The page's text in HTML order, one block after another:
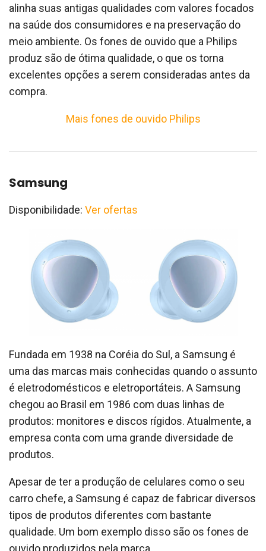
alinha suas antigas qualidades com valores focados
na saúde dos consumidores e na preservação do
meio ambiente. Os fones de ouvido que a Philips
produz são de ótima qualidade, o que os torna
excelentes opções a serem consideradas antes da
compra.
Mais fones de ouvido Philips
Samsung
Disponibilidade: Ver ofertas
Fundada em 1938 na Coréia do Sul, a Samsung é
uma das marcas mais conhecidas quando o assunto
é eletrodomésticos e eletroportáteis. A Samsung
chegou ao Brasil em 1986 com duas linhas de
produtos: monitores e discos rígidos. Atualmente, a
empresa conta com uma grande diversidade de
produtos.
Apesar de ter a produção de celulares como o seu
carro chefe, a Samsung é capaz de fabricar diversos
tipos de produtos diferentes com bastante
qualidade. Um bom exemplo disso são os fones de
ouvido produzidos pela marca.